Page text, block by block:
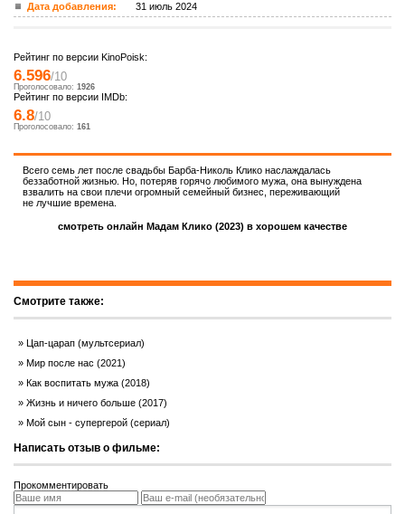
Дата добавления:
31 июль 2024
Рейтинг по версии KinoPoisk:
6.596/10
Проголосовало: 1926
Рейтинг по версии IMDb:
6.8/10
Проголосовало: 161
Всего семь лет после свадьбы Барба-Николь Клико наслаждалась
беззаботной жизнью. Но, потеряв горячо любимого мужа, она вынуждена
взвалить на свои плечи огромный семейный бизнес, переживающий
не лучшие времена.
смотреть онлайн Мадам Клико (2023) в хорошем качестве
Смотрите также:
Цап-царап (мультсериал)
Мир после нас (2021)
Как воспитать мужа (2018)
Жизнь и ничего больше (2017)
Мой сын - супергерой (сериал)
Написать отзыв о фильме:
Прокомментировать